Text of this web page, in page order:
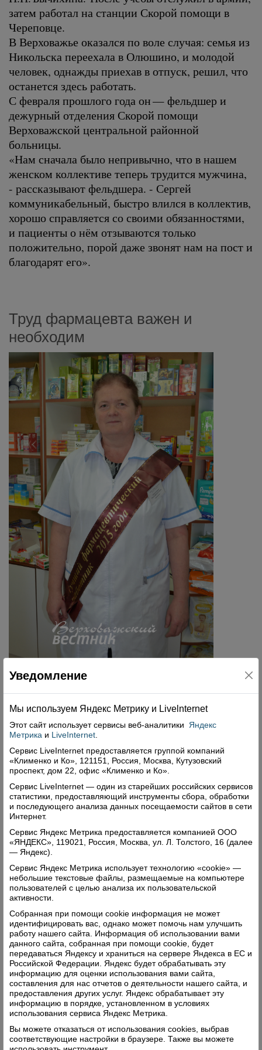
затем работал на станции Скорой помощи в
Череповце.
В Верховажье оказался по воле случая: семья из
Никольска переехала в Олюшино, и молодой
человек, однажды приехав в отпуск, решил, что
останется здесь работать.
С февраля прошлого года он — фельдшер и
дежурный отделения Скорой помощи
Верховажской центральной районной
больницы.
«Нам сначала было непривычно, что в нашем
женском коллективе теперь трудится мужчина,
- рассказывают фельдшера. - Сергей
коммуникабельный, быстро влился в коллектив,
хорошо справляется со своими обязанностями,
и пациенты о нём отзываются только
положительно, порой даже звонят нам на пост и
благодарят его».
Труд фармацевта важен и
необходим
Ольга Дионисьевна Сорокоумова — «Лучший
фармацевтический работник года»
Государственное предприятие Вологодской
области «Фармация» представлено в нашем
районе аптекой в с. Верховажье, Чушевицким и
Урусовским аптечными пунктами, а также
пунктом в поликлинике Центральной районной
больницы. Продажу продукции производят и
фельдшера ФАПов.
«Все наши работники — ветераны аптечного
дела, и все они добросовестно работают над
улучшением лекарственного обеспечения
населения района, - рассказывает заведующая
аптекой в Верховажье Г.А. Киричева. - Сегодня
в преддверии праздника особые слова
признательности и благодарности хочу сказать в
адрес О.Д. Сорокоумовой.
Ольга Дионисьевна — грамотный специалист,
фармацевт с 38-летним стажем. Выбрав
профессию однажды, осталась верна ей всю
жизнь. Она имеет высшую квалификационную
категорию. К решению любых вопросов
подходит профессионально, всегда даст совет в
выборе нужного лекарства.
В мае нынешнего года Ольга Дионисьевна стала
Уведомление
Мы используем Яндекс Метрику и Livelnternet
Этот сайт использует сервисы веб-аналитики
Яндекс
Метрика и LiveInternet
Сервис LiveInternet предоставляется группой компаний
«Клименко и Ко», 121151, Россия, Москва, Кутузовский
проспект, дом 22, офис «Клименко и Ко».
Сервис LiveInternet — один из старейших российских сервисов
статистики, предоставляющий инструменты сбора, обработки
и последующего анализа данных посещаемости сайтов в сети
Интернет.
Сервис Яндекс Метрика предоставляется компанией ООО
«ЯНДЕКС», 119021, Россия, Москва, ул. Л. Толстого, 16 (далее
— Яндекс).
Сервис Яндекс Метрика использует технологию «cookie» —
небольшие текстовые файлы, размещаемые на компьютере
пользователей с целью анализа их пользовательской
активности.
Собранная при помощи cookie информация не может
идентифицировать вас, однако может помочь нам улучшить
работу нашего сайта. Информация об использовании вами
данного сайта, собранная при помощи cookie, будет
передаваться Яндексу и храниться на сервере Яндекса в ЕС и
Российской Федерации. Яндекс будет обрабатывать эту
информацию для оценки использования вами сайта,
составления для нас отчетов о деятельности нашего сайта, и
предоставления других услуг. Яндекс обрабатывает эту
информацию в порядке, установленном в условиях
использования сервиса Яндекс Метрика.
Вы можете отказаться от использования cookies, выбрав
соответствующие настройки в браузере. Также вы можете